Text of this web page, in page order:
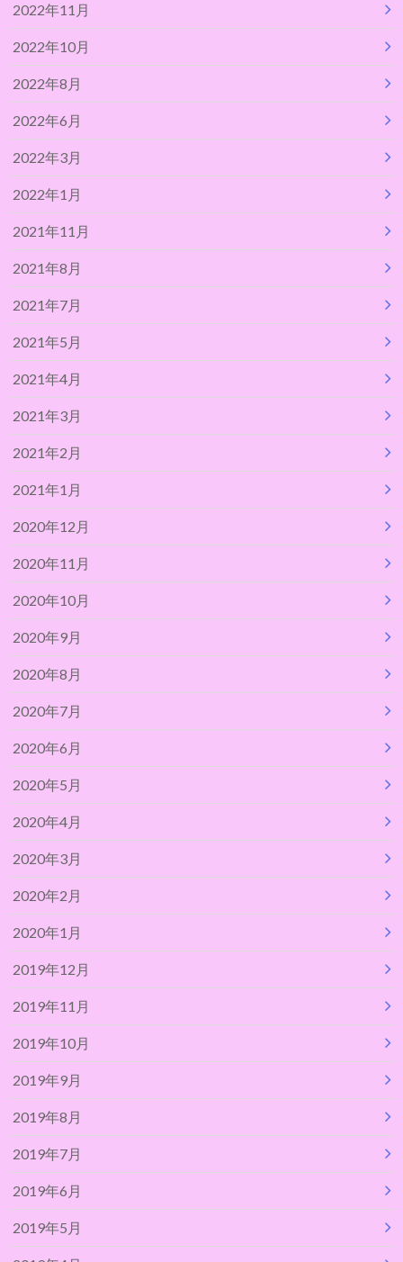
2022年11月
2022年10月
2022年8月
2022年6月
2022年3月
2022年1月
2021年11月
2021年8月
2021年7月
2021年5月
2021年4月
2021年3月
2021年2月
2021年1月
2020年12月
2020年11月
2020年10月
2020年9月
2020年8月
2020年7月
2020年6月
2020年5月
2020年4月
2020年3月
2020年2月
2020年1月
2019年12月
2019年11月
2019年10月
2019年9月
2019年8月
2019年7月
2019年6月
2019年5月